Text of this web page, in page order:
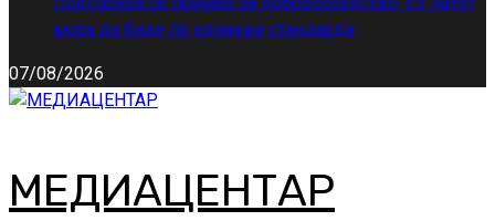
мора да биде по еднакви стандарди
07/08/2026
МЕДИАЦЕНТАР